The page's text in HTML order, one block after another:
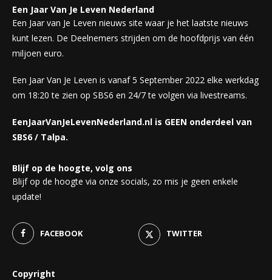
Een Jaar Van Je Leven Nederland
Een Jaar van Je Leven nieuws site waar je het laatste nieuws
kunt lezen. De Deelnemers strijden om de hoofdprijs van één
miljoen euro.
Een Jaar Van Je Leven is vanaf 5 September 2022 elke werkdag
om 18:20 te zien op SBS6 en 24/7 te volgen via livestreams.
EenJaarVanJeLevenNederland.nl is GEEN onderdeel van
SBS6 / Talpa.
Blijf op de hoogte, volg ons
Blijf op de hoogte via onze socials, zo mis je geen enkele
update!
FACEBOOK TWITTER
Copyright